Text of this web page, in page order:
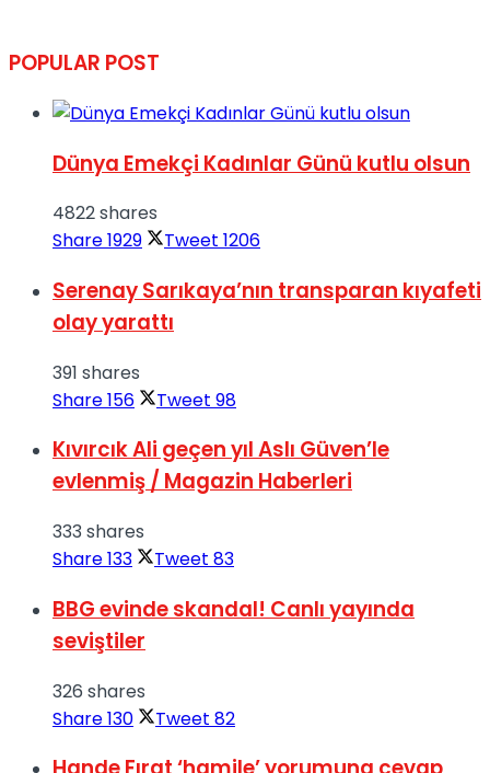
POPULAR POST
Dünya Emekçi Kadınlar Günü kutlu olsun
4822 shares
Share1929 Tweet 1206
Serenay Sarıkaya’nın transparan kıyafeti
olay yarattı
391 shares
Share156 Tweet 98
Kıvırcık Ali geçen yıl Aslı Güven’le
evlenmiş / Magazin Haberleri
333 shares
Share133 Tweet 83
BBG evinde skandal! Canlı yayında
seviştiler
326 shares
Share130 Tweet 82